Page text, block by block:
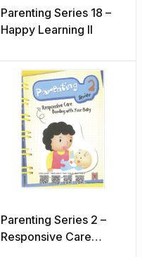
Parenting Series 18 –
Happy Learning II
Parenting Series 2 –
Responsive Care